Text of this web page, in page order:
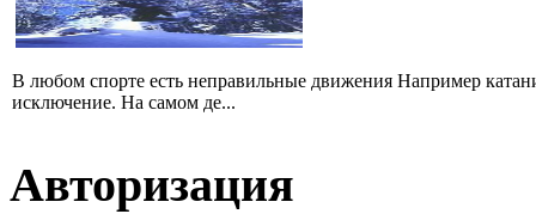
В любом спорте есть неправильные движения Например
исключение. На самом де...
Авторизация